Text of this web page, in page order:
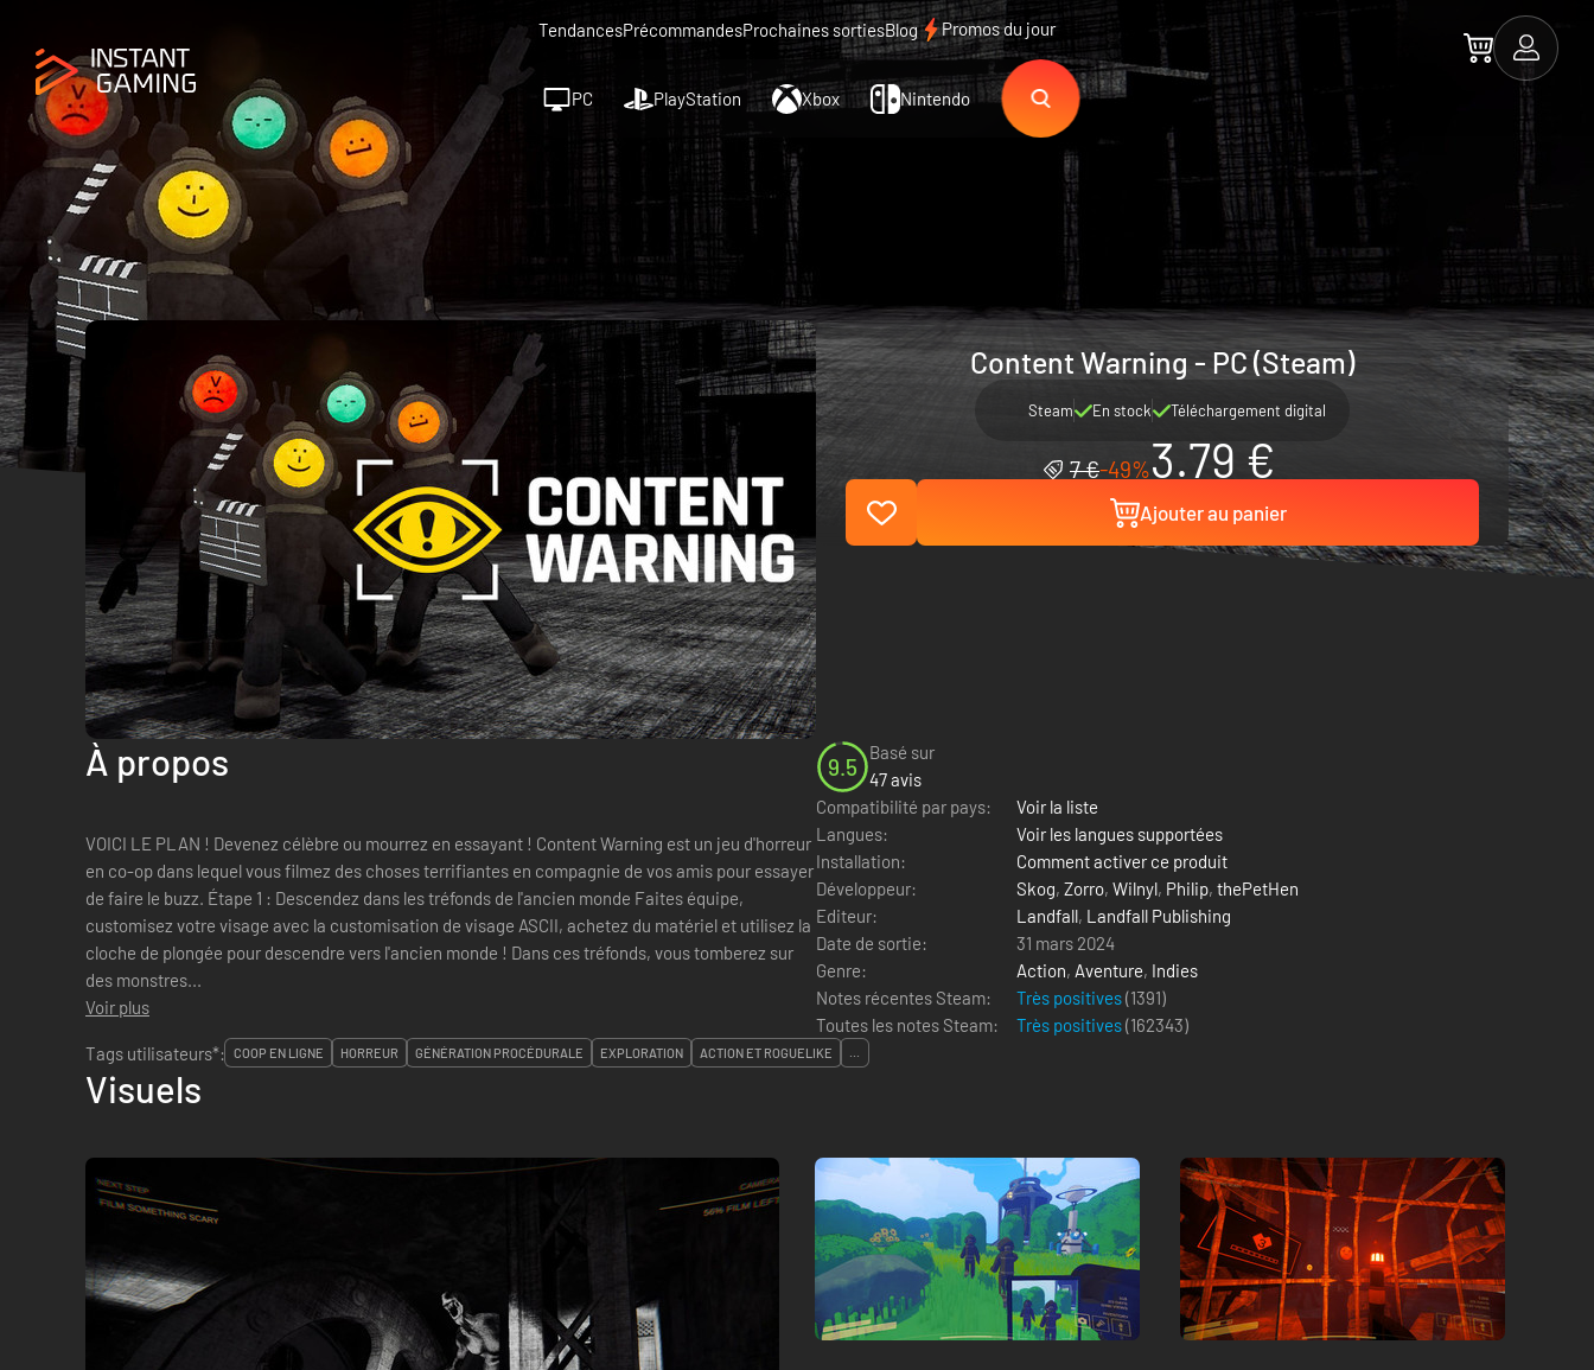
TendancesPrécommandesProchaines sortiesBlog Promos du jour
PC PlayStation Xbox Nintendo
Content Warning - PC (Steam)
Steam En stock Téléchargement digital
7 €-49%3.79 €
Ajouter au panier
À propos
VOICI LE PLAN ! Devenez célèbre ou mourrez en essayant ! Content Warning est un jeu d'horreur
en co-op dans lequel vous filmez des choses terrifiantes en compagnie de vos amis pour essayer
de faire le buzz. Étape 1 : Descendez dans les tréfonds de l'ancien monde Faites équipe,
customisez votre visage avec la customisation de visage ASCII, achetez du matériel et utilisez la
cloche de plongée pour descendre vers l'ancien monde ! Dans ces tréfonds, vous tomberez sur
des monstres...
Voir plus
9.5
Basé sur
47 avis
Compatibilité par pays:
Voir la liste
Langues:
Voir les langues supportées
Installation:
Comment activer ce produit
Développeur:
Skog, Zorro, Wilnyl, Philip, thePetHen
Editeur:
Landfall, Landfall Publishing
Date de sortie:
31 mars 2024
Genre:
Action, Aventure, Indies
Notes récentes Steam:
Très positives(1391)
Toutes les notes Steam:
Très positives(162343)
Tags utilisateurs*:
COOP EN LIGNE HORREUR GÉNÉRATION PROCÉDURALE EXPLORATION ACTION ET ROGUELIKE ...
Visuels